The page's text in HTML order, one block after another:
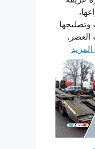
وتصليحها
العصر،
المزيد